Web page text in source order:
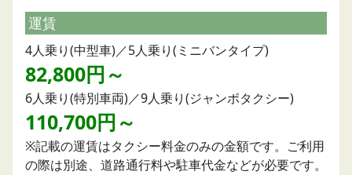
運賃
4人乗り(中型車)／5人乗り(ミニバンタイプ)
82,800円～
6人乗り(特別車両)／9人乗り(ジャンボタクシー)
110,700円～
※記載の運賃はタクシー料金のみの金額です。ご利用
の際は別途、道路通行料や駐車代金などが必要です。